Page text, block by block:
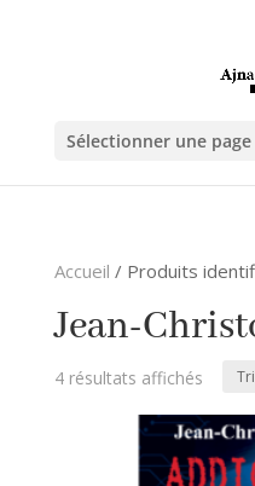
Sélectionner une page
Accueil / Produits
Jean-
4 résultats affichés